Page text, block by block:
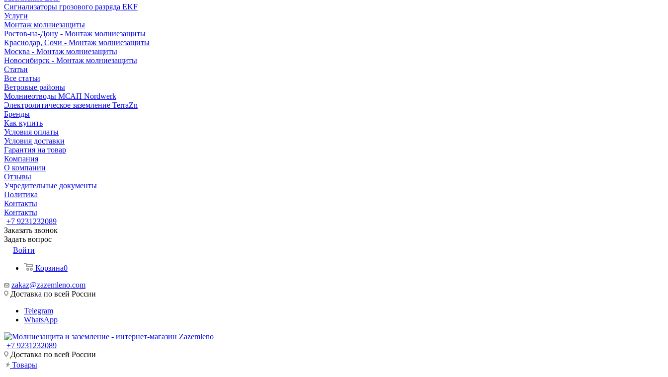
Сигнализаторы грозового разряда EKF
Услуги
Монтаж молниезащиты
Ростов-на-Дону - Монтаж молниезащиты
Краснодар, Сочи - Монтаж молниезащиты
Москва - Монтаж молниезащиты
Новосибирск - Монтаж молниезащиты
Статьи
Все статьи
Ветровые районы
Молниеотводы МСАП Nordwerk
Электролитическое заземление TerraZn
Бренды
Как купить
Условия оплаты
Условия доставки
Гарантия на товар
Компания
О компании
Отзывы
Учредительные документы
Политика
Контакты
Контакты
+7 9231232089
Заказать звонок
Задать вопрос
Войти
Корзина0
zakaz@zazemleno.com
Доставка по всей России
Telegram
WhatsApp
+7 9231232089
Доставка по всей России
Товары